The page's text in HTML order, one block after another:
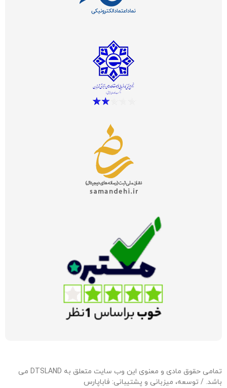
تمامی حقوق مادی و معنوی این وب سایت متعلق به DTSLAND می
باشد. / توسعه، میزبانی و پشتیبانی: فاباپارس